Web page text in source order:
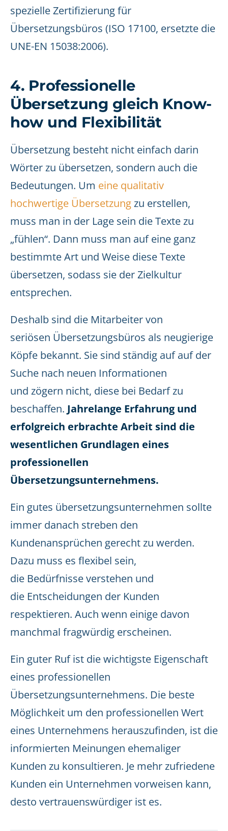
spezielle Zertifizierung für
Übersetzungsbüros (ISO 17100, ersetzte die
UNE-EN 15038:2006).
4. Professionelle
Übersetzung gleich Know-
how und Flexibilität
Übersetzung besteht nicht einfach darin
Wörter zu übersetzen, sondern auch die
Bedeutungen. Um eine qualitativ
hochwertige Übersetzungzu erstellen,
muss man in der Lage sein die Texte zu
„fühlen“. Dann muss man auf eine ganz
bestimmte Art und Weise diese Texte
übersetzen, sodass sie der Zielkultur
entsprechen.
Deshalb sind die Mitarbeiter von
seriösen Übersetzungsbüros als neugierige
Köpfe bekannt. Sie sind ständig auf auf der
Suche nach neuen Informationen
und zögern nicht, diese bei Bedarf zu
beschaffen. Jahrelange Erfahrung und
erfolgreich erbrachte Arbeit sind die
wesentlichen Grundlagen eines
professionellen
Übersetzungsunternehmens.
Ein gutes übersetzungsunternehmen sollte
immer danach streben den
Kundenansprüchen gerecht zu werden.
Dazu muss es flexibel sein,
die Bedürfnisse verstehen und
die Entscheidungen der Kunden
respektieren. Auch wenn einige davon
manchmal fragwürdig erscheinen.
Ein guter Ruf ist die wichtigste Eigenschaft
eines professionellen
Übersetzungsunternehmens. Die beste
Möglichkeit um den professionellen Wert
eines Unternehmens herauszufinden, ist die
informierten Meinungen ehemaliger
Kunden zu konsultieren. Je mehr zufriedene
Kunden ein Unternehmen vorweisen kann,
desto vertrauenswürdiger ist es.